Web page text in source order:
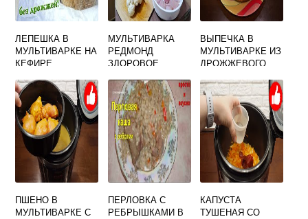
ЛЕПЕШКА В
МУЛЬТИВАРКЕ НА
КЕФИРЕ
МУЛЬТИВАРКА
РЕДМОНД
ЗДОРОВОЕ
ВЫПЕЧКА В
МУЛЬТИВАРКЕ ИЗ
ДРОЖЖЕВОГО
ПШЕНО В
МУЛЬТИВАРКЕ С
ПЕРЛОВКА С
РЕБРЫШКАМИ В
КАПУСТА
ТУШЕНАЯ СО